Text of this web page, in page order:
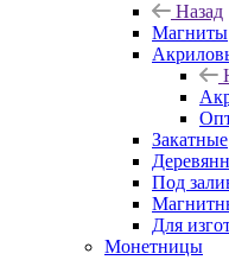
Назад
Магниты
Закатные
Под
Для
Монетницы